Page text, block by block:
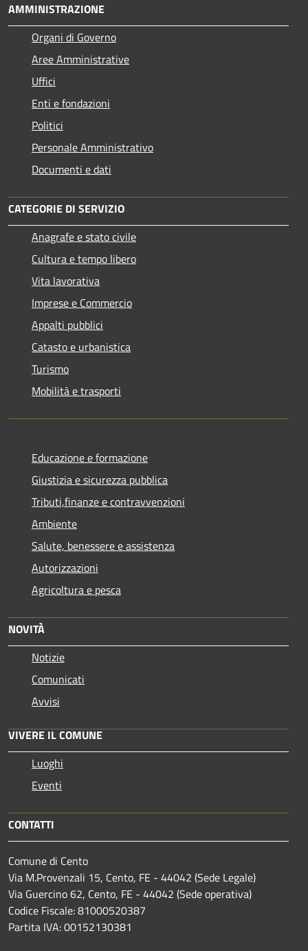
AMMINISTRAZIONE
Organi di Governo
Aree Amministrative
Uffici
Enti e fondazioni
Politici
Personale Amministrativo
Documenti e dati
CATEGORIE DI SERVIZIO
Anagrafe e stato civile
Cultura e tempo libero
Vita lavorativa
Imprese e Commercio
Appalti pubblici
Catasto e urbanistica
Turismo
Mobilità e trasporti
Educazione e formazione
Giustizia e sicurezza pubblica
Tributi,finanze e contravvenzioni
Ambiente
Salute, benessere e assistenza
Autorizzazioni
Agricoltura e pesca
NOVITÀ
Notizie
Comunicati
Avvisi
VIVERE IL COMUNE
Luoghi
Eventi
CONTATTI
Comune di Cento
Via M.Provenzali 15, Cento, FE - 44042 (Sede Legale)
Via Guercino 62, Cento, FE - 44042 (Sede operativa)
Codice Fiscale: 81000520387
Partita IVA: 00152130381